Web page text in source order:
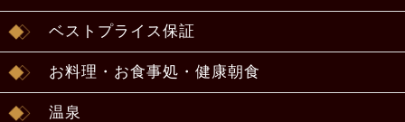
ベストプライス保証
お料理・お食事処・健康朝食
温泉